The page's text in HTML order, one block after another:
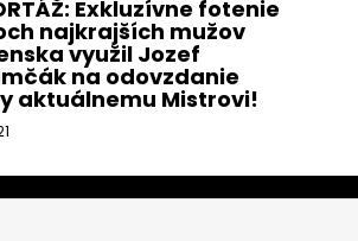
Exkluzívne fotenie
najkrajších mužov
využil Jozef
na odovzdanie
aktuálnemu Mistrovi!